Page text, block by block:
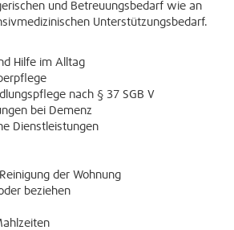
und Betreuungsbedarf wie an
Unterstützungsbedarf.
Hilfe im Alltag
nach § 37 SGB V
bei Demenz
Dienstleistungen
der Wohnung
beziehen